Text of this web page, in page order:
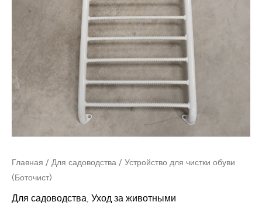
Главная / Для садоводства / Устройство для чистки обуви
(Боточист)
Для садоводства Уход за животными